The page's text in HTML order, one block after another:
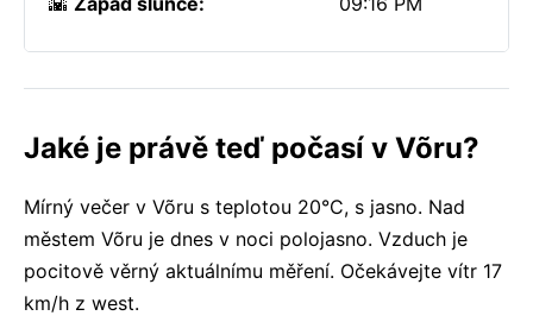
Jaké je právě teď počasí v Võru?
Mírný večer v Võru s teplotou 20°C, s jasno. Nad
městem Võru je dnes v noci polojasno. Vzduch je
pocitově věrný aktuálnímu měření. Očekávejte vítr 17
km/h z west.